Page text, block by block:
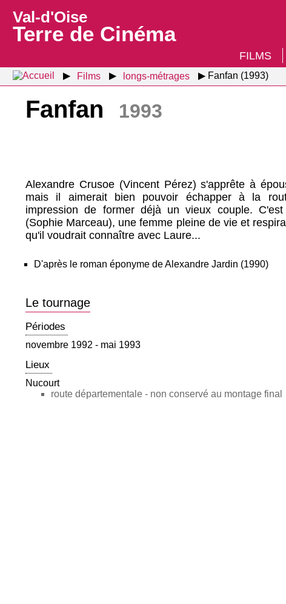
Val-d'Oise
Terre de Cinéma
FILMS
Films longs-métrages Fanfan (1993)
Fanfan 1993
Alexandre Crusoe (Vincent Pérez) s'apprête à
mais il aimerait bien pouvoir échapper à la
impression de former déjà un vieux couple.
(Sophie Marceau), une femme pleine de vie et
qu'il voudrait connaître avec Laure...
D'après le roman éponyme de Alexandre Jardin (1990)
Le tournage
Périodes
novembre 1992 - mai 1993
Lieux
Nucourt
route départementale - non conservé au montage final